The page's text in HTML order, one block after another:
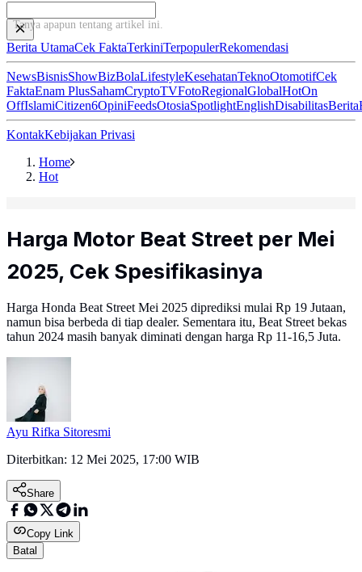
Tanya apapun tentang artikel ini..
Berita UtamaCek FaktaTerkiniTerpopulerRekomendasi
NewsBisnisShowBizBolaLifestyleKesehatanTeknoOtomotifCek
FaktaEnam PlusSahamCryptoTVFotoRegionalGlobalHotOn
OffIslamiCitizen6OpiniFeedsOtosiaSpotlightEnglishDisabilitasBerita
KontakKebijakan Privasi
Home
Hot
Harga Motor Beat Street per Mei
2025, Cek Spesifikasinya
Harga Honda Beat Street Mei 2025 diprediksi mulai Rp 19 Jutaan,
namun bisa berbeda di tiap dealer. Sementara itu, Beat Street bekas
tahun 2024 masih banyak diminati dengan harga Rp 11-16,5 Juta.
Ayu Rifka Sitoresmi
Diterbitkan: 12 Mei 2025, 17:00 WIB
Share
Copy Link
Batal